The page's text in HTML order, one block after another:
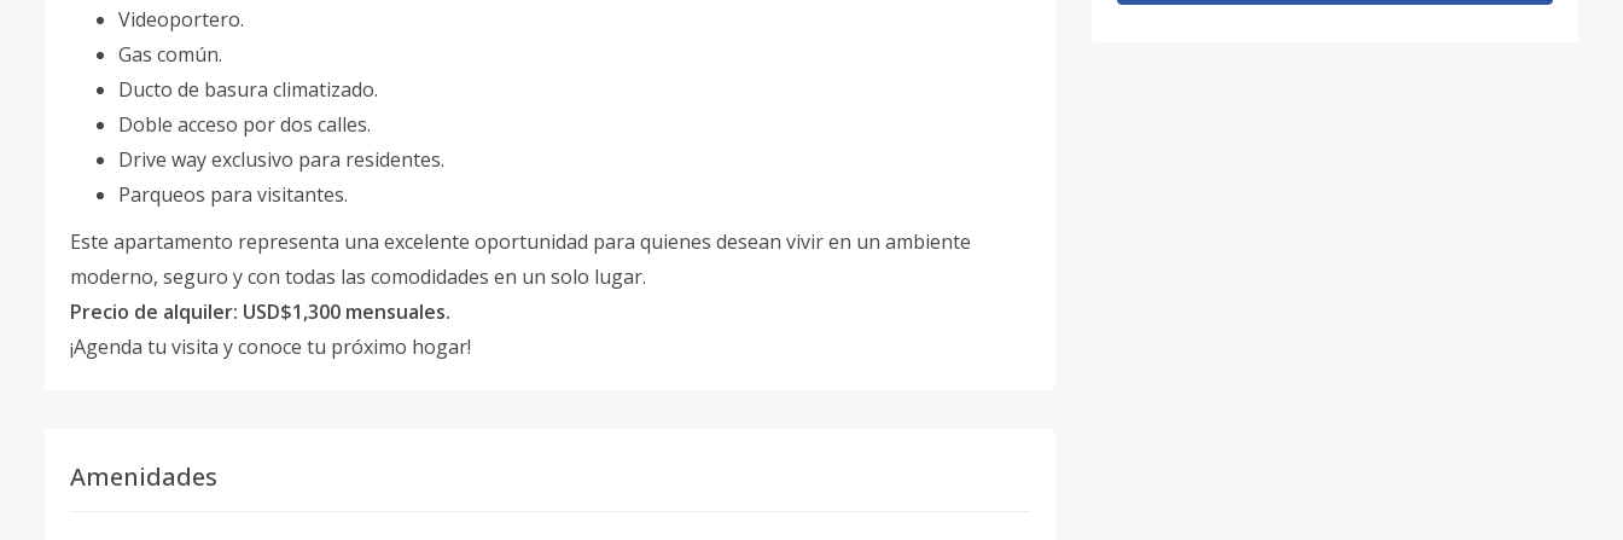
Videoportero.
Gas común.
Ducto de basura climatizado.
Doble acceso por dos calles.
Drive way exclusivo para residentes.
Parqueos para visitantes.
Este apartamento representa una excelente oportunidad para quienes desean vivir en un ambiente
moderno, seguro y con todas las comodidades en un solo lugar.
Precio de alquiler: USD$1,300 mensuales.
¡Agenda tu visita y conoce tu próximo hogar!
Amenidades